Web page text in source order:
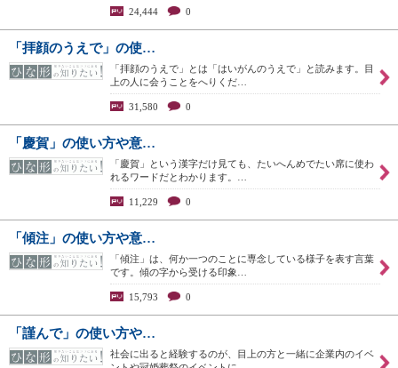
24,444 0
「拝顔のうえで」の使…
「拝顔のうえで」とは「はいがんのうえで」と読みます。目
上の人に会うことをへりくだ…
31,580 0
「慶賀」の使い方や意…
「慶賀」という漢字だけ見ても、たいへんめでたい席に使わ
れるワードだとわかります。…
11,229 0
「傾注」の使い方や意…
「傾注」は、何か一つのことに専念している様子を表す言葉
です。傾の字から受ける印象…
15,793 0
「謹んで」の使い方や…
社会に出ると経験するのが、目上の方と一緒に企業内のイベ